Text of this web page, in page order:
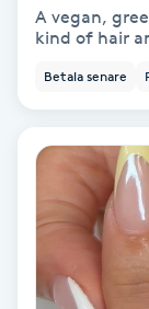
Headspa
Healing
HIFU
Hollywood Peel
A vegan,
kind of hair
Betala senare